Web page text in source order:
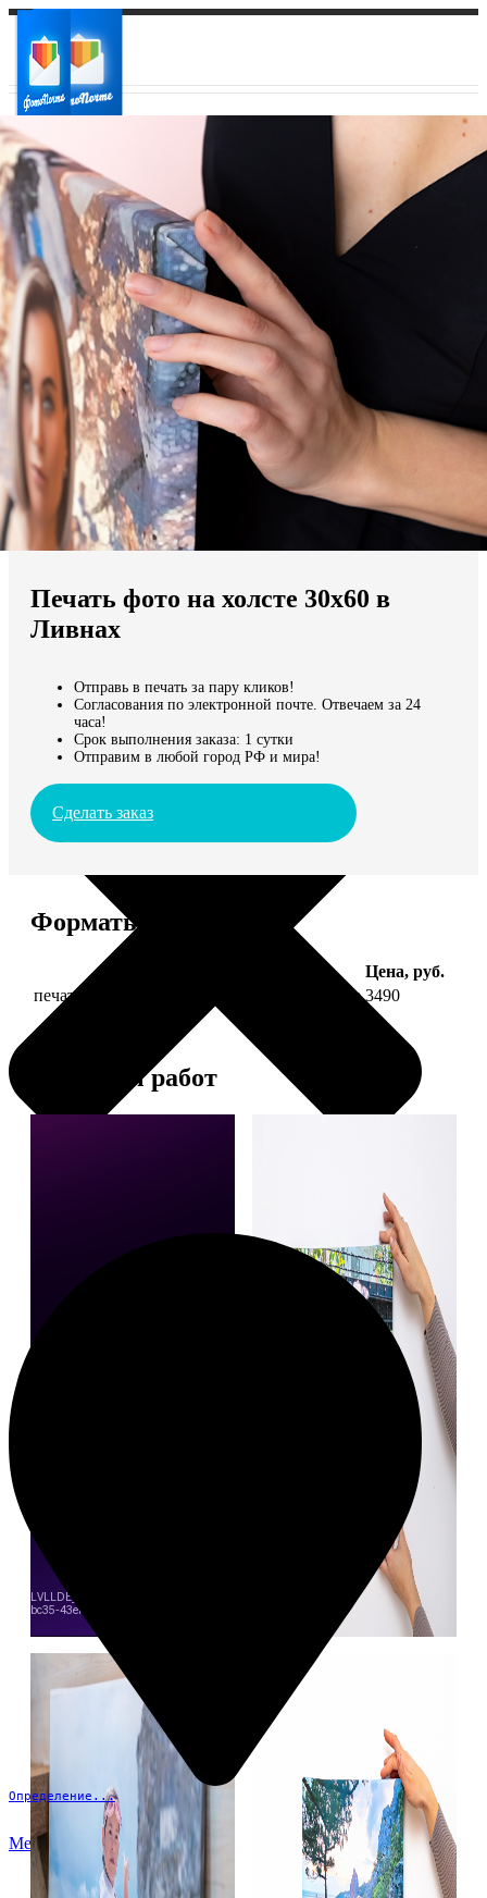
Ваш город:
Ваш регион доставки
Выберите из списка:
Мы доставляем по всему миру
Продолжить без города
Определение...
Меню
Печать фото на холсте 30х60 в
Ливнах
Отправь в печать за пару кликов!
Согласования по электронной почте. Отвечаем за 24
часа!
Срок выполнения заказа: 1 сутки
Отправим в любой город РФ и мира!
Сделать заказ
Форматы и цены
Цена, руб.
печать фото на холсте 30х60 на подрамнике 3490
Примеры работ